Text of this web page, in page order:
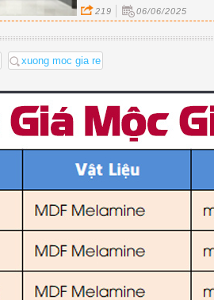
nghiệp – xu hướng nội thất
ưa chuộng nhất hiện nay
mỹ cao, độ bền tốt và giá
219 06/06/2025
xuong moc gia re